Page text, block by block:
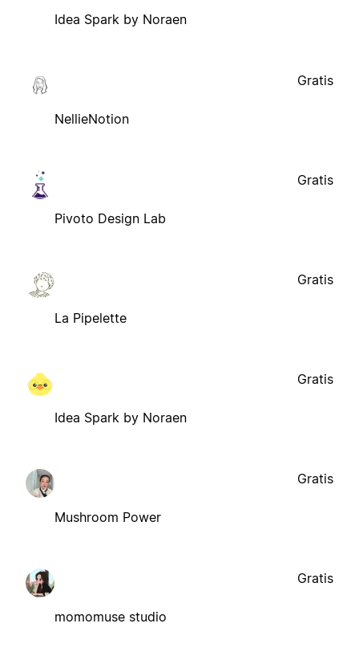
Idea Spark by Noraen
NellieNotion
Gratis
Pivoto Design Lab
Gratis
La Pipelette
Gratis
Idea Spark by Noraen
Gratis
Mushroom Power
Gratis
momomuse studio
Gratis